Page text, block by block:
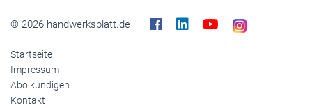
© 2026 handwerksblatt.de
Startseite
Impressum
Abo kündigen
Kontakt